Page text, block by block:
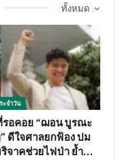
ทั้งหมด
ะจำวัน
รอคอย “ฌอน บูรณะ
ดีใจศาลยกฟ้อง ปม
ริจาคช่วยไฟป่า ย้ำ…